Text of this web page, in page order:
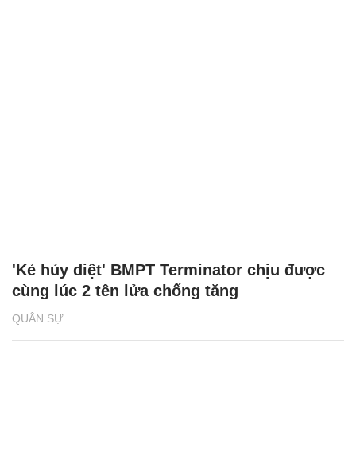
QUÂN SỰ
'Kẻ hủy diệt' BMPT Terminator chịu được
cùng lúc 2 tên lửa chống tăng